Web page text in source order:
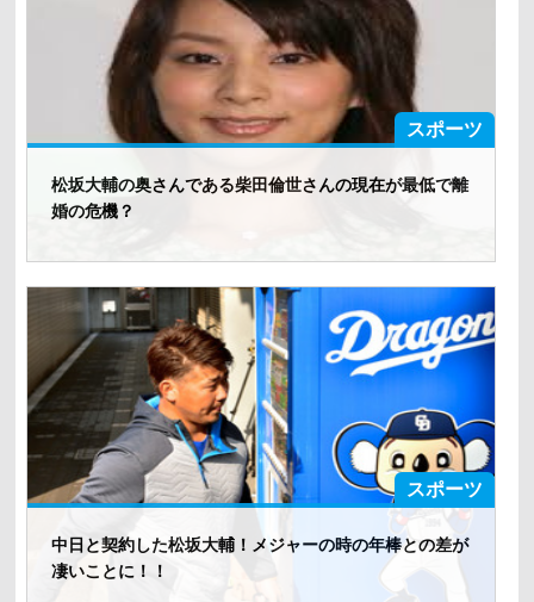
スポーツ
松坂大輔の奥さんである柴田倫世さんの現在が最低で離
婚の危機？
スポーツ
中日と契約した松坂大輔！メジャーの時の年棒との差が
凄いことに！！